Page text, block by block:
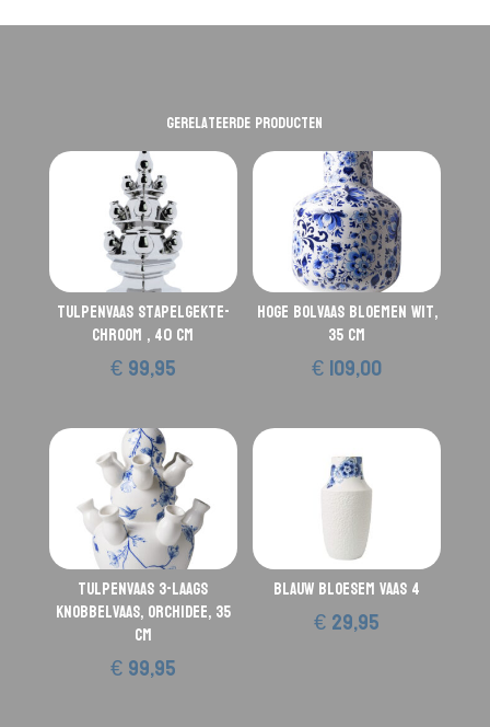
Gerelateerde producten
Tulpenvaas Stapelgekte-
Chroom , 40 cm
€99,95
Hoge bolvaas bloemen wit,
35 cm
€109,00
Tulpenvaas 3-laags
knobbelvaas, Orchidee, 35
cm
€99,95
Blauw Bloesem vaas 4
€29,95